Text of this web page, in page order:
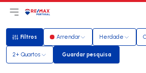
Abri menu principal
LogoIr para página inicial
Filtros
Filtros Arrendar Herdade
2+ Quartos Guardar pesquisa
Guardar pesquisa